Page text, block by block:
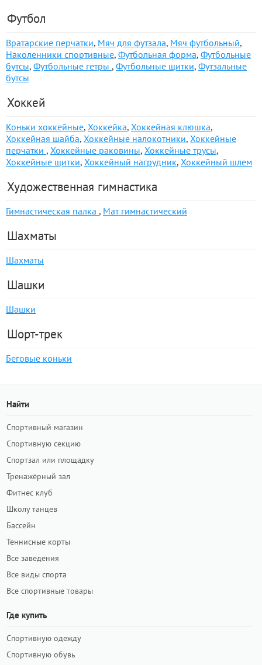
Футбол
Вратарские перчатки, Мяч для футзала, Мяч футбольный,
Наколенники спортивные, Футбольная форма, Футбольные
бутсы, Футбольные гетры , Футбольные щитки, Футзальные
бутсы
Хоккей
Коньки хоккейные, Хоккейка, Хоккейная клюшка,
Хоккейная шайба, Хоккейные налокотники, Хоккейные
перчатки , Хоккейные раковины, Хоккейные трусы,
Хоккейные щитки, Хоккейный нагрудник, Хоккейный шлем
Художественная гимнастика
Гимнастическая палка , Мат гимнастический
Шахматы
Шахматы
Шашки
Шашки
Шорт-трек
Беговые коньки
Найти
Спортивный магазин
Спортивную секцию
Спортзал или площадку
Тренажёрный зал
Фитнес клуб
Школу танцев
Бассейн
Теннисные корты
Все заведения
Все виды спорта
Все спортивные товары
Где купить
Спортивную одежду
Спортивную обувь